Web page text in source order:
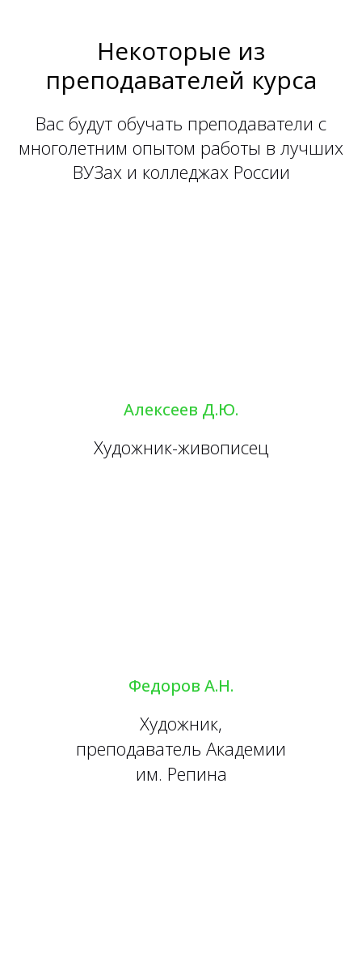
Некоторые из
преподавателей курса
Вас будут обучать преподаватели с
многолетним опытом работы в лучших
ВУЗах и колледжах России
Алексеев Д.Ю.
Художник-живописец
Федоров А.Н.
Художник,
преподаватель Академии
им. Репина